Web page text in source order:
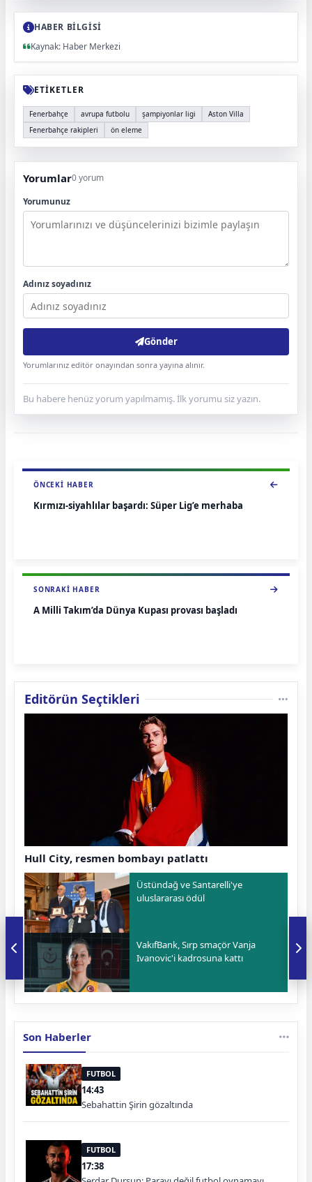
HABER BİLGİSİ
Kaynak: Haber Merkezi
ETİKETLER
Fenerbahçe avrupa futbolu şampiyonlar ligi
Aston Villa
Fenerbahçe rakipleri
ön eleme
Yorumlar0 yorum
Yorumunuz
Adınız soyadınız
Gönder
Yorumlarınız editör onayından sonra yayına alınır.
Bu habere henüz yorum yapılmamış. İlk yorumu siz yazın.
ÖNCEKI HABER
Kırmızı-siyahlılar başardı: Süper Lig’e merhaba
SONRAKI HABER
A Milli Takım’da Dünya Kupası provası başladı
Editörün Seçtikleri
Hull City, resmen bombayı patlattı
Üstündağ ve Santarelli'ye
uluslararası ödül
VakıfBank, Sırp smaçör Vanja
Ivanovic'i kadrosuna kattı
Son Haberler
FUTBOL
14:43
Sebahattin Şirin gözaltında
FUTBOL
17:38